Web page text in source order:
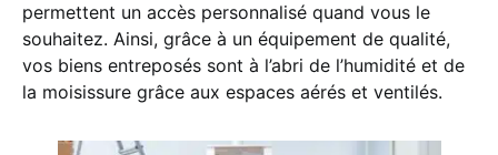
permettent un accès personnalisé quand vous le
souhaitez. Ainsi, grâce à un équipement de qualité,
vos biens entreposés sont à l’abri de l’humidité et de
la moisissure grâce aux espaces aérés et ventilés.